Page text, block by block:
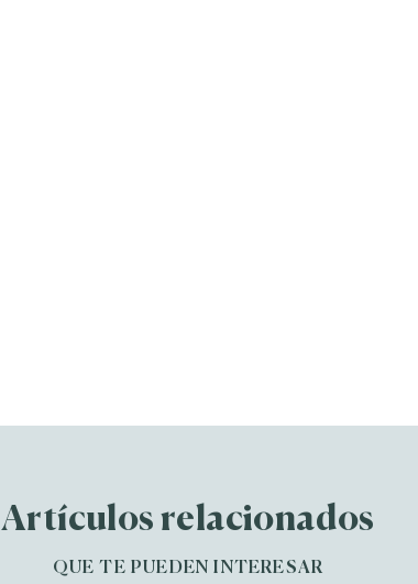
Artículos relacionados
QUE TE PUEDEN INTERESAR